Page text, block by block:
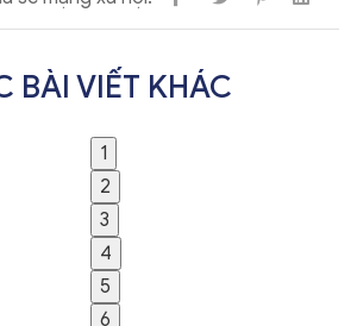
BÀI VIẾT KHÁC
1
2
3
4
5
6